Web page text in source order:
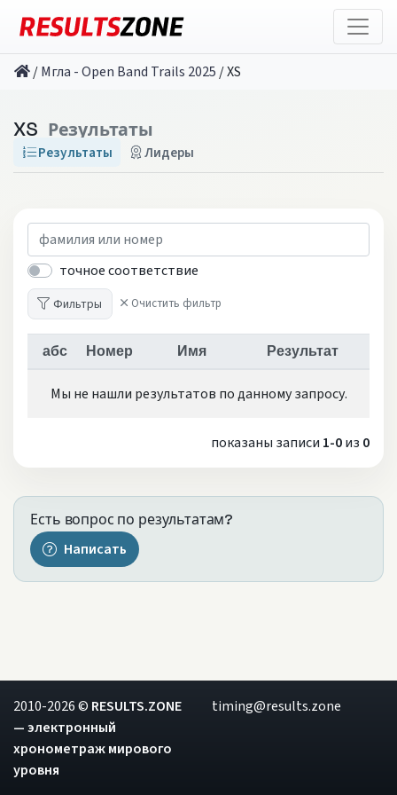
/Мгла - Open Band Trails 2025 /XS
XS Результаты
Результаты Лидеры
точное соответствие
Фильтры Очистить фильтр
абс Номер Имя Результат
Мы не нашли результатов по данному запросу.
показаны записи 1-0из 0
Есть вопрос по результатам?
Написать
2010-2026 © RESULTS.ZONE
— электронный
хронометраж мирового
уровня
timing@results.zone